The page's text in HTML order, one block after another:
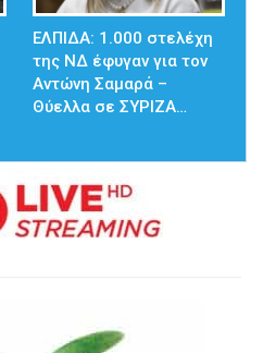
ΕΛΠΙΔΑ: 1.000 στελέχη
της ΝΔ έφυγαν για τον
Αντώνη Σαμαρά –
Θύελλα σε ΣΥΡΙΖΑ…